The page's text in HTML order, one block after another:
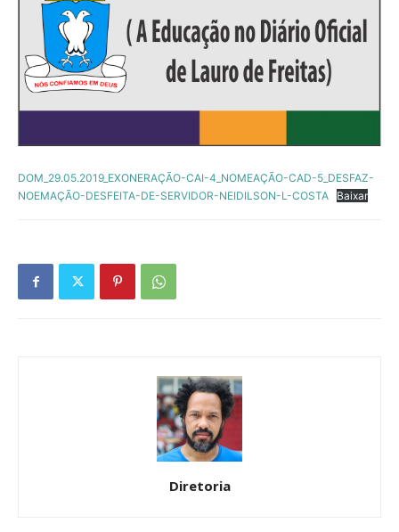
DOM_29.05.2019_EXONERAÇÃO-CAI-4_NOMEAÇÃO-CAD-5_DESFAZ-
NOEMAÇÃO-DESFEITA-DE-SERVIDOR-NEIDILSON-L-COSTA
Baixar
Diretoria